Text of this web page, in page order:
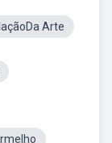
Arte